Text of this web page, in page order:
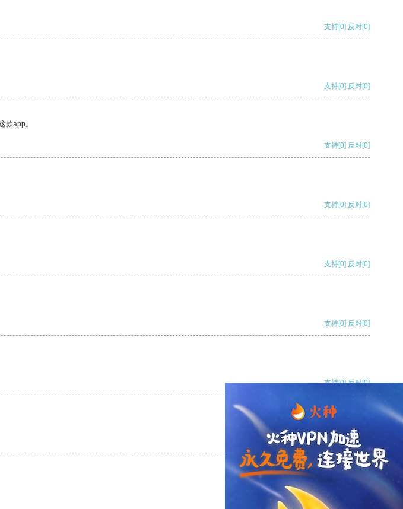
支持[0] 反对[0]
支持[0] 反对[0]
款app。
支持[0] 反对[0]
支持[0] 反对[0]
支持[0] 反对[0]
支持[0] 反对[0]
支持[0] 反对[0]
支持[0] 反对
支持